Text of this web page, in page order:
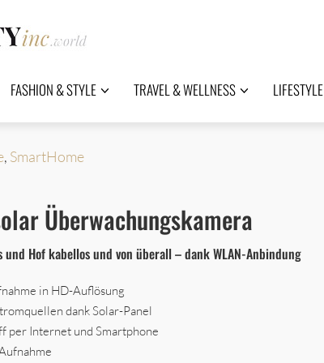
FASHION & STYLE TRAVEL & WELLNESS LIFESTYLE
, SmartHome
Überwachungskamera
und Hof kabellos und von überall – dank WLAN-Anbindung
in HD-Auflösung
dank Solar-Panel
Internet und Smartphone